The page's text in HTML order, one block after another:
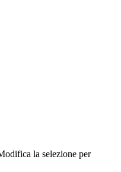
la selezione per